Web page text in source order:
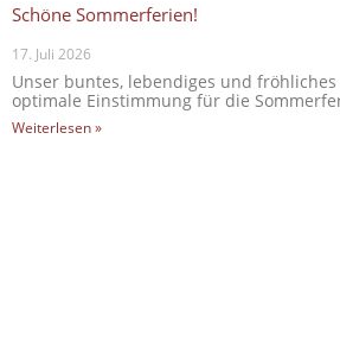
Schöne Sommerferien!
17. Juli 2026
Unser buntes, lebendiges und
optimale Einstimmung für die
Weiterlesen »